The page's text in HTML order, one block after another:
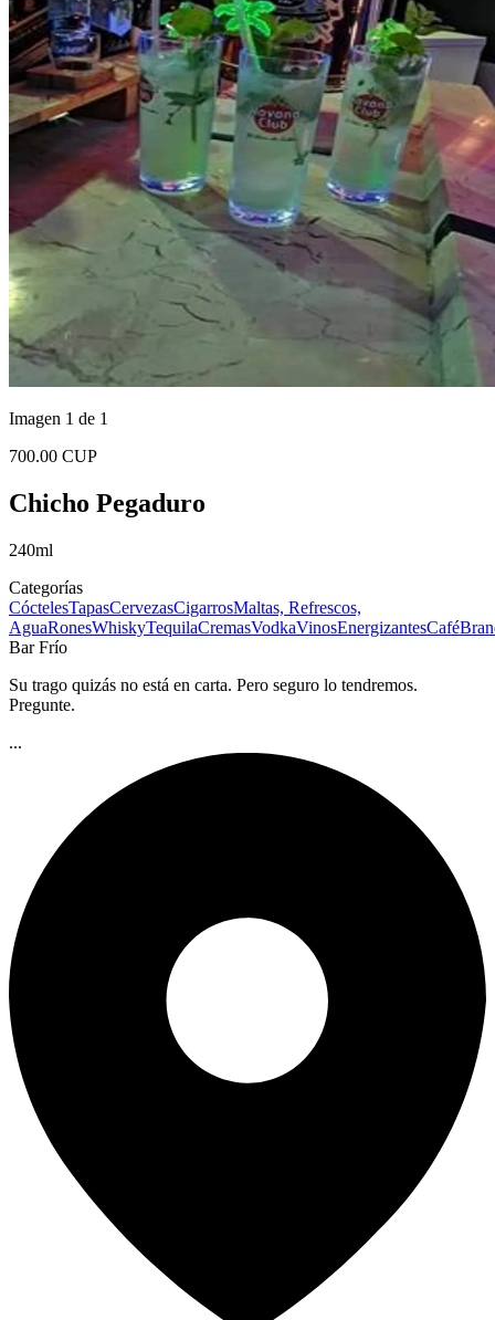
Imagen 1 de 1
700.00 CUP
Chicho Pegaduro
240ml
Categorías
CóctelesTapasCervezasCigarrosMaltas, Refrescos,
AguaRonesWhiskyTequilaCremasVodkaVinosEnergizantesCafé
Bar Frío
Su trago quizás no está en carta. Pero seguro lo tendremos.
Pregunte.
...